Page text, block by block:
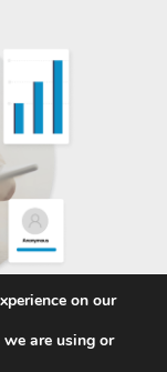
on our
are using or